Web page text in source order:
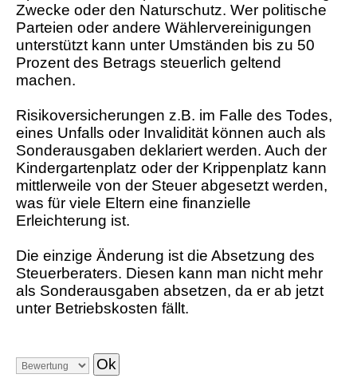
Zwecke oder den Naturschutz. Wer politische
Parteien oder andere Wählervereinigungen
unterstützt kann unter Umständen bis zu 50
Prozent des Betrags steuerlich geltend
machen.
Risikoversicherungen z.B. im Falle des Todes,
eines Unfalls oder Invalidität können auch als
Sonderausgaben deklariert werden. Auch der
Kindergartenplatz oder der Krippenplatz kann
mittlerweile von der Steuer abgesetzt werden,
was für viele Eltern eine finanzielle
Erleichterung ist.
Die einzige Änderung ist die Absetzung des
Steuerberaters. Diesen kann man nicht mehr
als Sonderausgaben absetzen, da er ab jetzt
unter Betriebskosten fällt.